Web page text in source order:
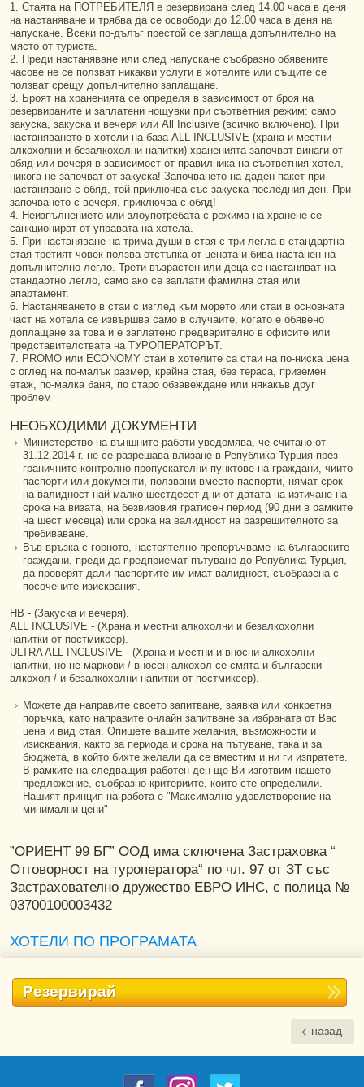
1. Стаята на ПОТРЕБИТЕЛЯ е резервирана след 14.00 часа в деня
на настаняване и трябва да се освободи до 12.00 часа в деня на
напускане. Всеки по-дълъг престой се заплаща допълнително на
място от туриста.
2. Преди настаняване или след напускане съобразно обявените
часове не се ползват никакви услуги в хотелите или същите се
ползват срещу допълнително заплащане.
3. Броят на храненията се определя в зависимост от броя на
резервираните и заплатени нощувки при съответния режим: само
закуска, закуска и вечеря или All Inclusive (всичко включено). При
настаняването в хотели на база ALL INCLUSIVE (храна и местни
алкохолни и безалкохолни напитки) храненията започват винаги от
обяд или вечеря в зависимост от правилника на съответния хотел,
никога не започват от закуска! Започването на даден пакет при
настаняване с обяд, той приключва със закуска последния ден. При
започването с вечеря, приключва с обяд!
4. Неизпълнението или злоупотребата с режима на хранене се
санкционират от управата на хотела.
5. При настаняване на трима души в стая с три легла в стандартна
стая третият човек ползва отстъпка от цената и бива настанен на
допълнително легло. Трети възрастен или деца се настаняват на
стандартно легло, само ако се заплати фамилна стая или
апартамент.
6. Настаняването в стаи с изглед към морето или стаи в основната
част на хотела се извършва само в случаите, когато е обявено
доплащане за това и е заплатено предварително в офисите или
представителствата на ТУРОПЕРАТОРЪТ.
7. PROMO или ECONOMY стаи в хотелите са стаи на по-ниска цена
с оглед на по-малък размер, крайна стая, без тераса, приземен
етаж, по-малка баня, по старо обзавеждане или някакъв друг
проблем
НЕОБХОДИМИ ДОКУМЕНТИ
Министерство на външните работи уведомява, че считано от
31.12.2014 г. не се разрешава влизане в Република Турция през
граничните контролно-пропускателни пунктове на граждани, чиито
паспорти или документи, ползвани вместо паспорти, нямат срок
на валидност най-малко шестдесет дни от датата на изтичане на
срока на визата, на безвизовия гратисен период (90 дни в рамките
на шест месеца) или срока на валидност на разрешителното за
пребиваване.
Във връзка с горното, настоятелно препоръчваме на българските
граждани, преди да предприемат пътуване до Република Турция,
да проверят дали паспортите им имат валидност, съобразена с
посочените изисквания.
HB - (Закуска и вечеря).
ALL INCLUSIVE - (Храна и местни алкохолни и безалкохолни
напитки от постмиксер).
ULTRA ALL INCLUSIVE - (Храна и местни и вносни алкохолни
напитки, но не маркови / вносен алкохол се смята и български
алкохол / и безалкохолни напитки от постмиксер).
Можете да направите своето запитване, заявка или конкретна
поръчка, като направите онлайн запитване за избраната от Вас
цена и вид стая. Опишете вашите желания, възможности и
изисквания, както за периода и срока на пътуване, така и за
бюджета, в който бихте желали да се вместим и ни ги изпратете.
В рамките на следващия работен ден ще Ви изготвим нашето
предложение, съобразно критериите, които сте определили.
Нашият принцип на работа е "Максимално удовлетворение на
минимални цени"
”ОРИЕНТ 99 БГ” ООД има сключена Застраховка “
Отговорност на туроператора“ по чл. 97 от ЗТ със
Застрахователно дружество ЕВРО ИНС, с полица №
03700100003432
ХОТЕЛИ ПО ПРОГРАМАТА
Резервирай
назад